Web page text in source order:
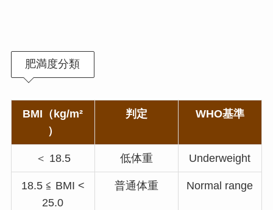
肥満度分類
BMI（kg/m²
）
判定 WHO基準
＜ 18.5 低体重 Underweight
18.5 ≦ BMI <
25.0
普通体重 Normal range